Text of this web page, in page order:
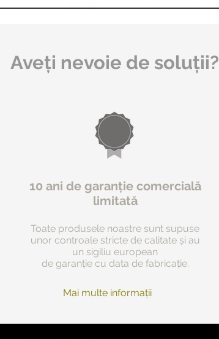
Aveți nevoie de soluții?
10 ani de garanție comercială
limitată
Toate produsele noastre sunt supuse
unor controale stricte de calitate și au
un sigiliu european
de garanție cu data de fabricație.
Mai multe informații